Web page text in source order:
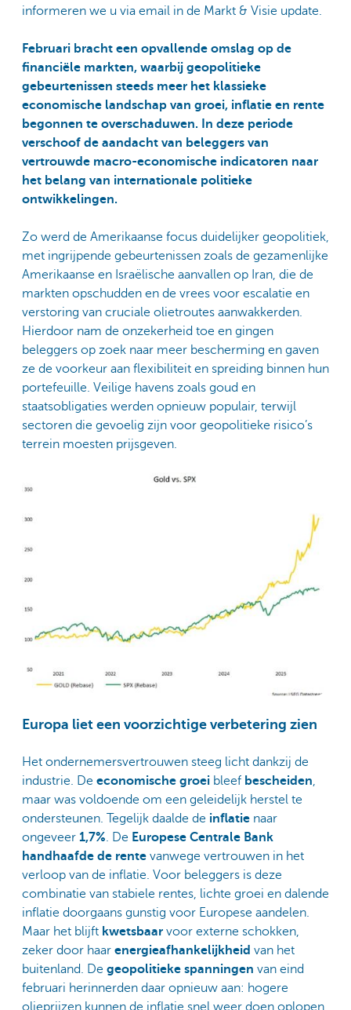
informeren we u via email in de Markt & Visie update.
Februari bracht een opvallende omslag op de
financiële markten, waarbij geopolitieke
gebeurtenissen steeds meer het klassieke
economische landschap van groei, inflatie en rente
begonnen te overschaduwen. In deze periode
verschoof de aandacht van beleggers van
vertrouwde macro-economische indicatoren naar
het belang van internationale politieke
ontwikkelingen.
Zo werd de Amerikaanse focus duidelijker geopolitiek,
met ingrijpende gebeurtenissen zoals de gezamenlijke
Amerikaanse en Israëlische aanvallen op Iran, die de
markten opschudden en de vrees voor escalatie en
verstoring van cruciale olietroutes aanwakkerden.
Hierdoor nam de onzekerheid toe en gingen
beleggers op zoek naar meer bescherming en gaven
ze de voorkeur aan flexibiliteit en spreiding binnen hun
portefeuille. Veilige havens zoals goud en
staatsobligaties werden opnieuw populair, terwijl
sectoren die gevoelig zijn voor geopolitieke risico’s
terrein moesten prijsgeven.
Europa liet een voorzichtige verbetering zien
Het ondernemersvertrouwen steeg licht dankzij de
industrie. De economische groei bleef bescheiden,
maar was voldoende om een geleidelijk herstel te
ondersteunen. Tegelijk daalde de inflatie naar
ongeveer 1,7%. De Europese Centrale Bank
handhaafde de rente vanwege vertrouwen in het
verloop van de inflatie. Voor beleggers is deze
combinatie van stabiele rentes, lichte groei en dalende
inflatie doorgaans gunstig voor Europese aandelen.
Maar het blijft kwetsbaar voor externe schokken,
zeker door haar energieafhankelijkheid van het
buitenland. De geopolitieke spanningen van eind
februari herinnerden daar opnieuw aan: hogere
olieprijzen kunnen de inflatie snel weer doen oplopen